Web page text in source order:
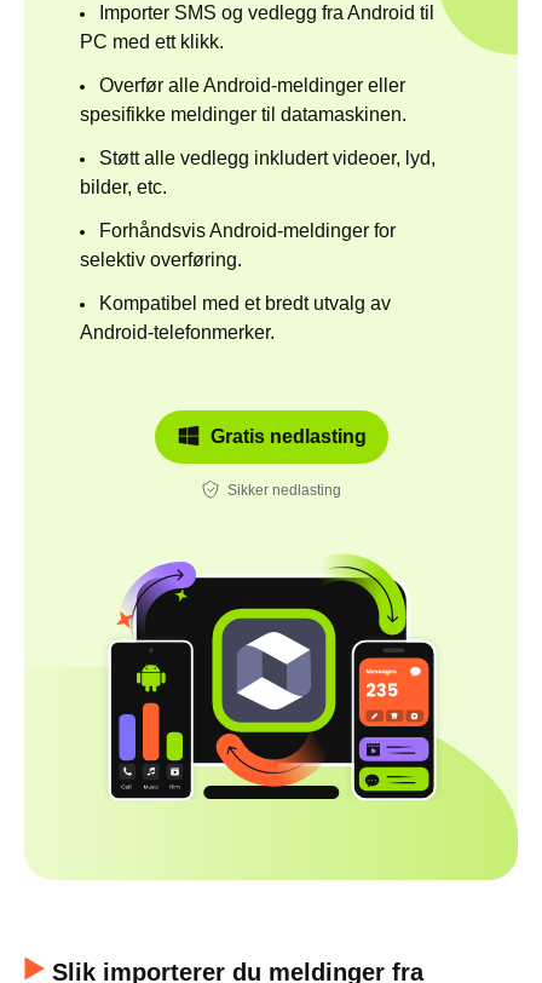
Importer SMS og vedlegg fra Android til
PC med ett klikk.
Overfør alle Android-meldinger eller
spesifikke meldinger til datamaskinen.
Støtt alle vedlegg inkludert videoer, lyd,
bilder, etc.
Forhåndsvis Android-meldinger for
selektiv overføring.
Kompatibel med et bredt utvalg av
Android-telefonmerker.
Gratis nedlasting
Sikker nedlasting
Slik importerer du meldinger fra